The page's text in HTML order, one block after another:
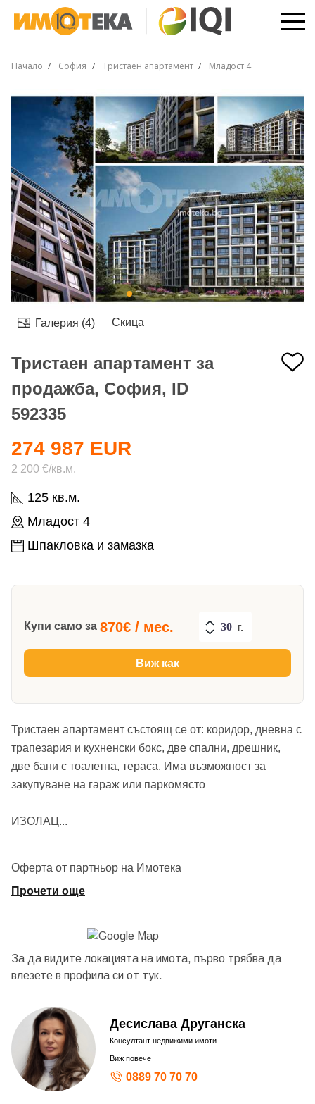
Начало София Тристаен апартамент Младост 4
Галерия (4) Скица
Тристаен апартамент за
продажба, София, ID
592335
125 кв.м.
Младост 4
Шпакловка и замазка
274 987 EUR
2 200 €/кв.м.
Купи само за 870€ / мес. г.
Виж как
Тристаен апартамент състоящ се от: коридор, дневна с
трапезария и кухненски бокс, две спални, дрешник,
две бани с тоалетна, тераса. Има възможност за
закупуване на гараж или паркомясто
ИЗОЛАЦ ...
Оферта от партньор на Имотека
Прочети още
За да видите локацията на имота, първо трябва да
влезете в профила си от тук.
Десислава Друганска
Консултант недвижими имоти
Виж повече
0889 70 70 70